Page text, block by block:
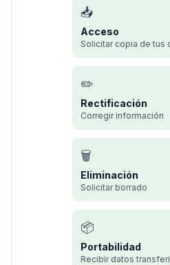
📥
Acceso
Solicitar copia de tus
✏️
Rectificación
Corregir información
🗑️
Eliminación
Solicitar borrado
📦
Portabilidad
Recibir datos